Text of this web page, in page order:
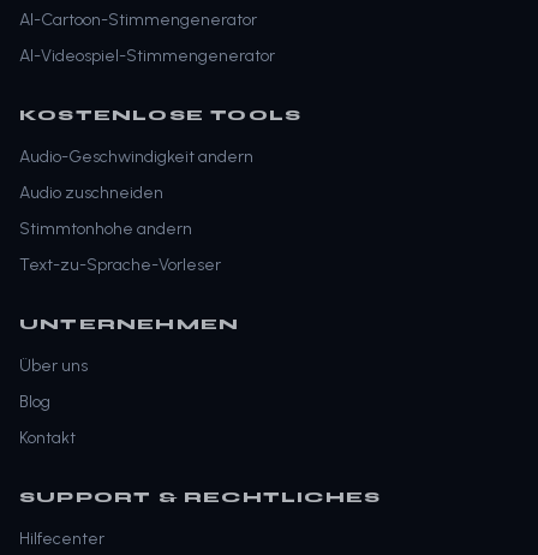
AI-Cartoon-Stimmengenerator
AI-Videospiel-Stimmengenerator
KOSTENLOSE TOOLS
Audio-Geschwindigkeit andern
Audio zuschneiden
Stimmtonhohe andern
Text-zu-Sprache-Vorleser
UNTERNEHMEN
Über uns
Blog
Kontakt
SUPPORT & RECHTLICHES
Hilfecenter